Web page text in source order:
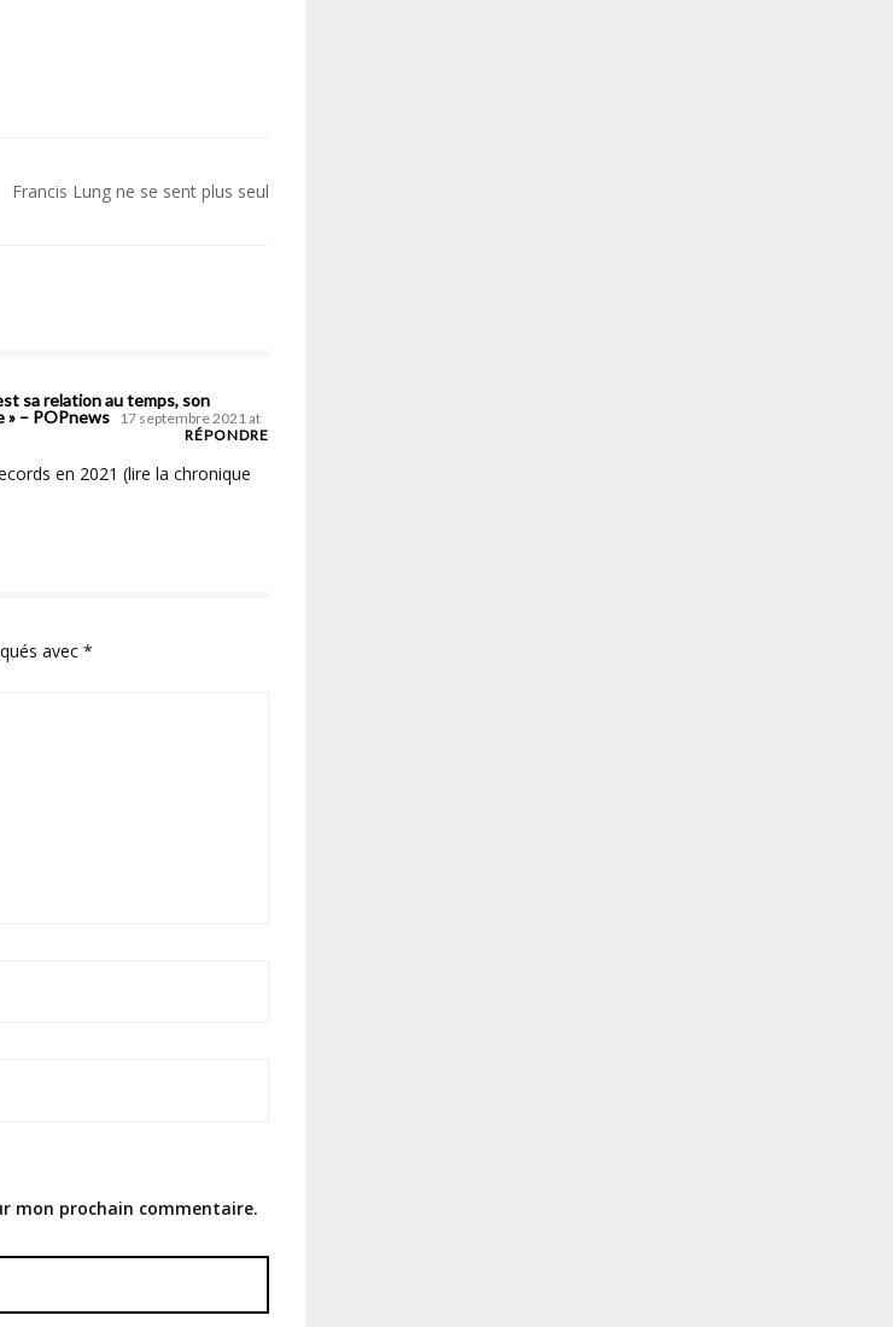
Francis Lung ne se sent plus seul
sa relation au temps, son
» – POPnews
17 septembre 2021 at
RÉPONDRE
en 2021 (lire la chronique
avec *
mon prochain commentaire.